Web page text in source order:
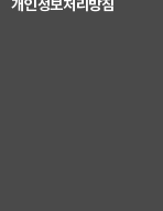
개인정보처리방침